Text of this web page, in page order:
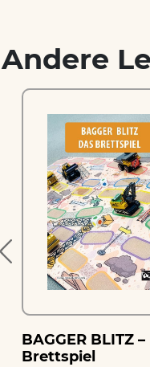
Andere
BAGGER BLITZ –
Brettspiel